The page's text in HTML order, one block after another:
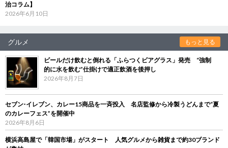
治コラム】
2026年6月10日
グルメ もっと見る
ビールだけ飲むと倒れる「ふらつくビアグラス」発売 “強制
的に水を飲む”仕掛けで適正飲酒を後押し
2026年8月7日
セブン‐イレブン、カレー15商品を一斉投入 名店監修から冷製うどんまで“夏
のカレーフェス”を開催中
2026年8月6日
横浜高島屋で「韓国市場」がスタート 人気グルメから雑貨まで約30ブランド